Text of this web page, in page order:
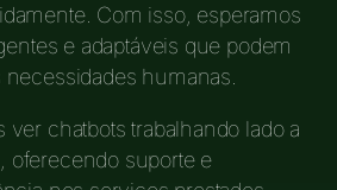
Com isso, esperamos
e adaptáveis que podem
humanas.
chatbots trabalhando lado a
oferecendo suporte e